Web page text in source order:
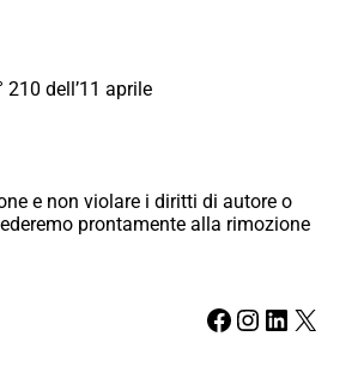
dell’11 aprile
e non violare i diritti di autore o
prontamente alla rimozione
Facebook Instagram LinkedIn X